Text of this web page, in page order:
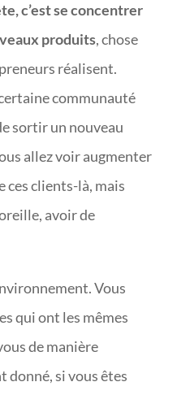
c’est se concentrer
produits, chose
réalisent.
communauté
sortir un nouveau
allez voir augmenter
ces clients-là, mais
avoir de
Vous
qui ont les mêmes
de manière
donné, si vous êtes